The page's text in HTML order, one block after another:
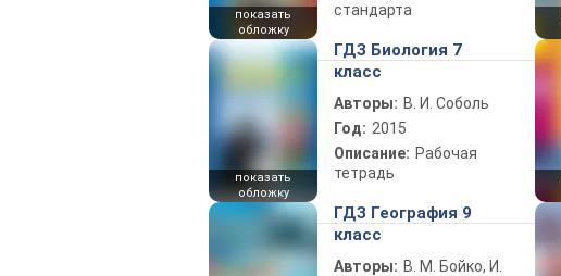
показать
обложку
стандарта
показать
обложку
ГДЗ Биология 7
класс
Авторы: В. И. Соболь
Год: 2015
Описание: Рабочая
тетрадь
ГДЗ География 9
класс
Авторы: В. М. Бойко, И.